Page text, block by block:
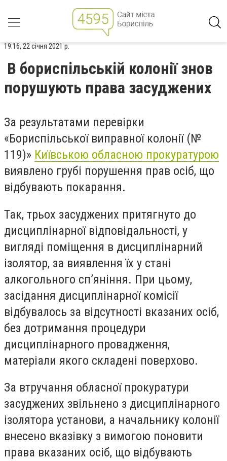
19:16, 22 січня 2021 р.
В бориспільській колонії знов
порушують права засуджених
За результатами перевірки
«Бориспільської виправної колонії (№
119)» Київською обласною прокуратурою
виявлено грубі порушення прав осіб, що
відбувають покарання.
Так, трьох засуджених притягнуто до
дисциплінарної відповідальності, у
вигляді поміщення в дисциплінарний
ізолятор, за виявлення їх у стані
алкогольного сп’яніння. При цьому,
засідання дисциплінарної комісії
відбувалось за відсутності вказаних осіб,
без дотримання процедури
дисциплінарного провадження,
матеріали якого складені поверхово.
За втручання обласної прокуратури
засуджених звільнено з дисциплінарного
ізолятора установи, а начальнику колонії
внесено вказівку з вимогою поновити
права вказаних осіб, що відбувають